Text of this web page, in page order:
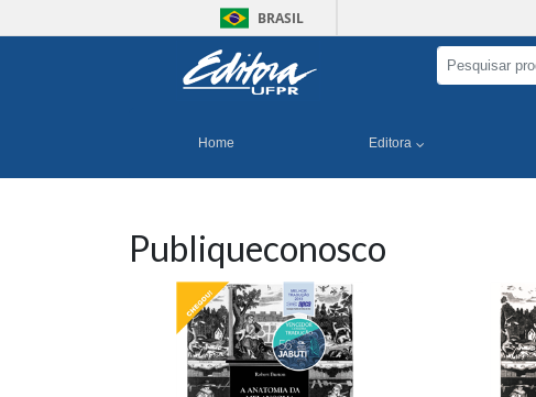
BRASIL
Home Editora
Publiqueconosco